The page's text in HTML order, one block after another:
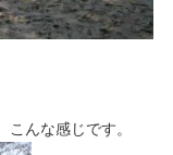
んな感じです。